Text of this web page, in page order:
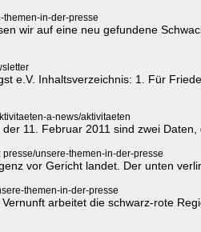
themen-in-der-presse
wir auf eine neu gefundene
e.V. Inhaltsverzeichnis: 1. Für
a-news/aktivitaeten
11. Februar 2011 sind zwei
presse/unsere-themen-in-der-presse
vor Gericht landet. Der unten
themen-in-der-presse
arbeitet die schwarz-rote